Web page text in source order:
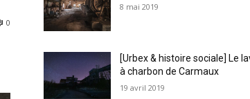
0
8 mai 2019
[Urbex & histoire sociale] Le
à charbon de Carmaux
19 avril 2019